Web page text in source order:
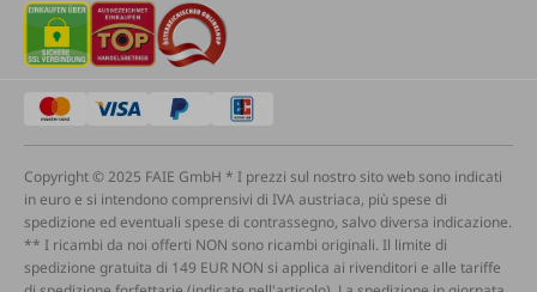
Copyright © 2025 FAIE GmbH * I prezzi sul nostro sito web sono indicati
in euro e si intendono comprensivi di IVA austriaca, più spese di
spedizione ed eventuali spese di contrassegno, salvo diversa indicazione.
** I ricambi da noi offerti NON sono ricambi originali. Il limite di
spedizione gratuita di 149 EUR NON si applica ai rivenditori e alle tariffe